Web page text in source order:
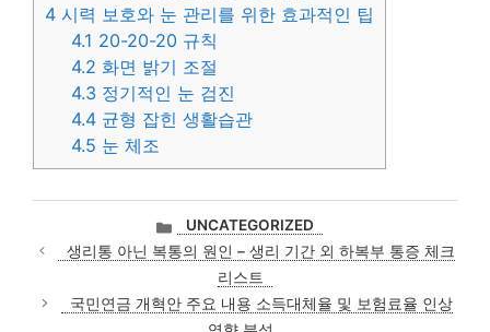
4 시력 보호와 눈 관리를 위한 효과적인 팁
4.1 20-20-20 규칙
4.2 화면 밝기 조절
4.3 정기적인 눈 검진
4.4 균형 잡힌 생활습관
4.5 눈 체조
카
테
고
UNCATEGORIZED
생리통 아닌 복통의 원인 – 생리 기간 외 하복부 통증 체크
리스트
국민연금 개혁안 주요 내용 소득대체율 및 보험료율 인상